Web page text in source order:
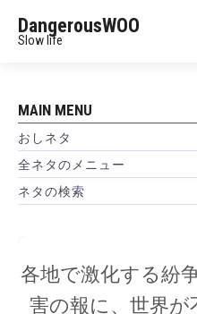
DangerousWOO
Slow life
MAIN MENU
おしネタ
全ネタのメニュー
ネタの検索